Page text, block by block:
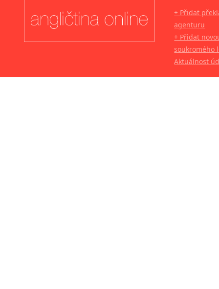
+ Přidat
agenturu
+ Přidat
soukromého
Aktuálnost